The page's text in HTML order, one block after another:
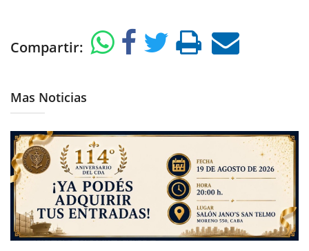
Compartir:
Mas Noticias
07/08/2026